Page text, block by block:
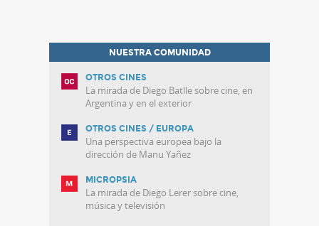
NUESTRA COMUNIDAD
OTROS CINES
La mirada de Diego Batlle sobre cine, en
Argentina y en el exterior
OTROS CINES / EUROPA
Una perspectiva europea bajo la
dirección de Manu Yañez
MICROPSIA
La mirada de Diego Lerer sobre cine,
música y televisión